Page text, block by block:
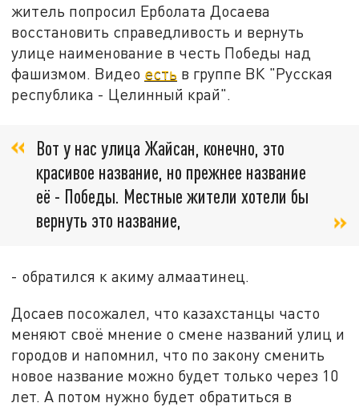
житель попросил Ерболата Досаева
восстановить справедливость и вернуть
улице наименование в честь Победы над
фашизмом. Видео есть в группе ВК "Русская
республика - Целинный край".
Вот у нас улица Жайсан, конечно, это
красивое название, но прежнее название
её - Победы. Местные жители хотели бы
вернуть это название,
- обратился к акиму алмаатинец.
Досаев посожалел, что казахстанцы часто
меняют своё мнение о смене названий улиц и
городов и напомнил, что по закону сменить
новое название можно будет только через 10
лет. А потом нужно будет обратиться в